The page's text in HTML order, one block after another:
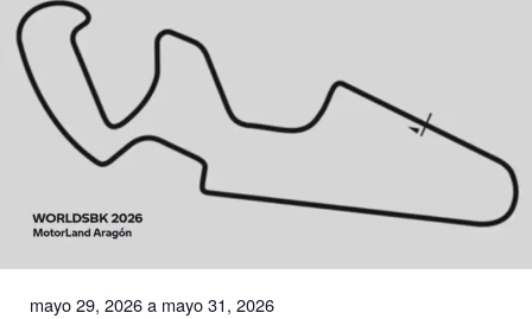
mayo 29, 2026a mayo 31, 2026